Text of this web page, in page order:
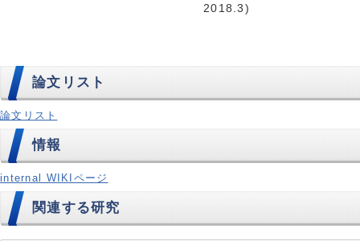
2018.3)
論文リスト
論文リスト
情報
internal WIKIページ
関連する研究